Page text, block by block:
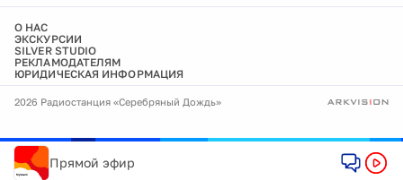
О НАС
ЭКСКУРСИИ
SILVER STUDIO
РЕКЛАМОДАТЕЛЯМ
ЮРИДИЧЕСКАЯ ИНФОРМАЦИЯ
2026 Радиостанция «Серебряный Дождь»
Прямой эфир